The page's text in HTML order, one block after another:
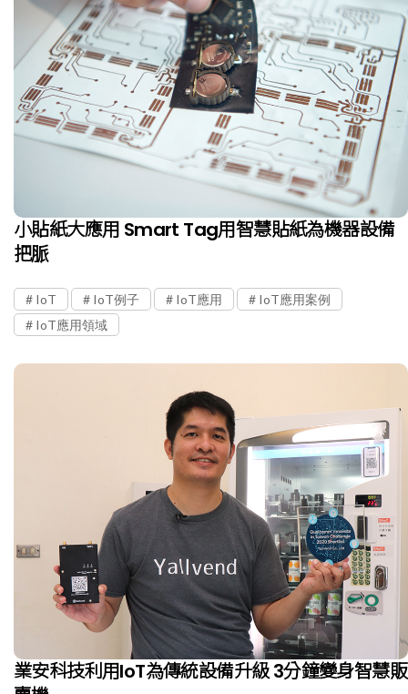
小貼紙大應用 Smart Tag用智慧貼紙為機器設備
把脈
IoT IoT例子 IoT應用
IoT應用案例
IoT應用領域
業安科技利用IoT為傳統設備升級 3分鐘變身智慧販